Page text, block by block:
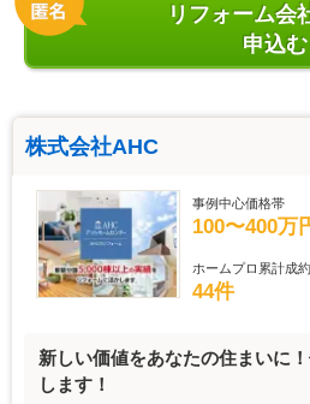
リフォーム会
申込む
株式会社AHC
事例中心価格帯
100〜400万
ホームプロ累計成
44件
新しい価値をあなたの住まいに
します！